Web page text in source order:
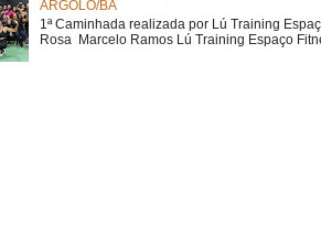
ARGOLO/BA
1ª Caminhada realizada por Lú Training
Rosa Marcelo Ramos Lú Training Espaço